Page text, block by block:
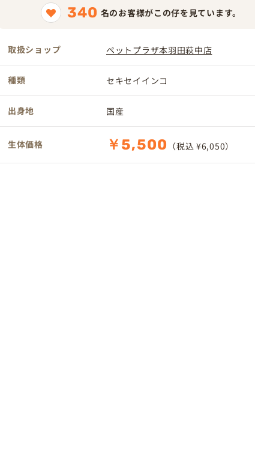
340 名のお客様がこの仔を見ています。
取扱ショップ ペットプラザ本羽田萩中店
種類 セキセイインコ
出身地 国産
生体価格 ￥5,500 （税込 ¥6,050）